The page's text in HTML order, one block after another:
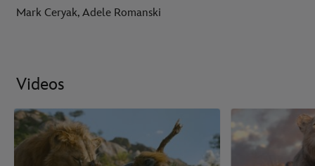
Mark Ceryak, Adele Romanski
Videos